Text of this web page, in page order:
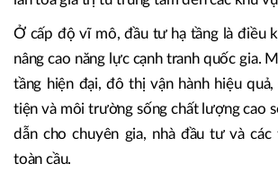
Ở cấp độ vĩ mô, đầu tư hạ tầng là điều
nâng cao năng lực cạnh tranh quốc gia.
tầng hiện đại, đô thị vận hành hiệu
tiện và môi trường sống chất lượng cao
dẫn cho chuyên gia, nhà đầu tư và
toàn cầu.